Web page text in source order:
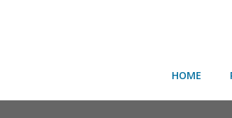
HOME